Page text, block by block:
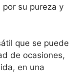
por su pureza y
que se puede
de ocasiones,
en una